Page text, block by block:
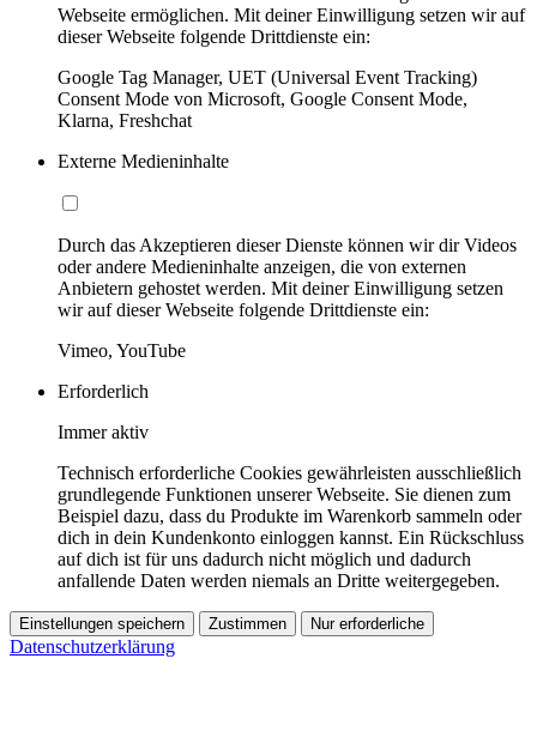
Webseite ermöglichen. Mit deiner Einwilligung setzen wir auf
dieser Webseite folgende Drittdienste ein:
Google Tag Manager, UET (Universal Event Tracking)
Consent Mode von Microsoft, Google Consent Mode,
Klarna, Freshchat
Externe Medieninhalte
Durch das Akzeptieren dieser Dienste können wir dir Videos
oder andere Medieninhalte anzeigen, die von externen
Anbietern gehostet werden. Mit deiner Einwilligung setzen
wir auf dieser Webseite folgende Drittdienste ein:
Vimeo, YouTube
Erforderlich
Immer aktiv
Technisch erforderliche Cookies gewährleisten ausschließlich
grundlegende Funktionen unserer Webseite. Sie dienen zum
Beispiel dazu, dass du Produkte im Warenkorb sammeln oder
dich in dein Kundenkonto einloggen kannst. Ein Rückschluss
auf dich ist für uns dadurch nicht möglich und dadurch
anfallende Daten werden niemals an Dritte weitergegeben.
Einstellungen speichern Zustimmen Nur erforderliche
Datenschutzerklärung